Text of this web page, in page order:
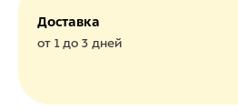
Доставка
от 1 до 3 дней